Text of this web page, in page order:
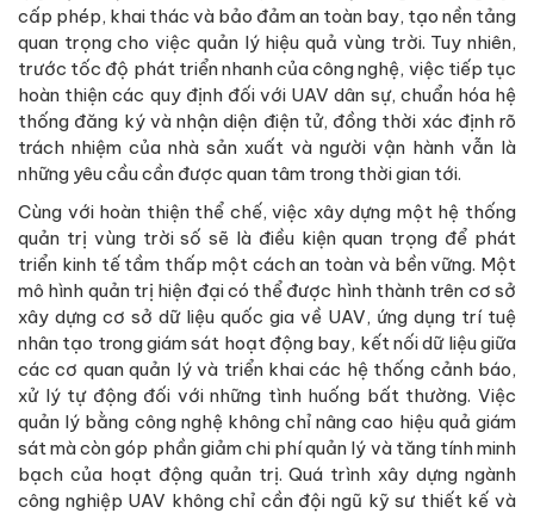
cấp phép, khai thác và bảo đảm an toàn bay, tạo nền tảng
quan trọng cho việc quản lý hiệu quả vùng trời. Tuy nhiên,
trước tốc độ phát triển nhanh của công nghệ, việc tiếp tục
hoàn thiện các quy định đối với UAV dân sự, chuẩn hóa hệ
thống đăng ký và nhận diện điện tử, đồng thời xác định rõ
trách nhiệm của nhà sản xuất và người vận hành vẫn là
những yêu cầu cần được quan tâm trong thời gian tới.
Cùng với hoàn thiện thể chế, việc xây dựng một hệ thống
quản trị vùng trời số sẽ là điều kiện quan trọng để phát
triển kinh tế tầm thấp một cách an toàn và bền vững. Một
mô hình quản trị hiện đại có thể được hình thành trên cơ sở
xây dựng cơ sở dữ liệu quốc gia về UAV, ứng dụng trí tuệ
nhân tạo trong giám sát hoạt động bay, kết nối dữ liệu giữa
các cơ quan quản lý và triển khai các hệ thống cảnh báo,
xử lý tự động đối với những tình huống bất thường. Việc
quản lý bằng công nghệ không chỉ nâng cao hiệu quả giám
sát mà còn góp phần giảm chi phí quản lý và tăng tính minh
bạch của hoạt động quản trị. Quá trình xây dựng ngành
công nghiệp UAV không chỉ cần đội ngũ kỹ sư thiết kế và